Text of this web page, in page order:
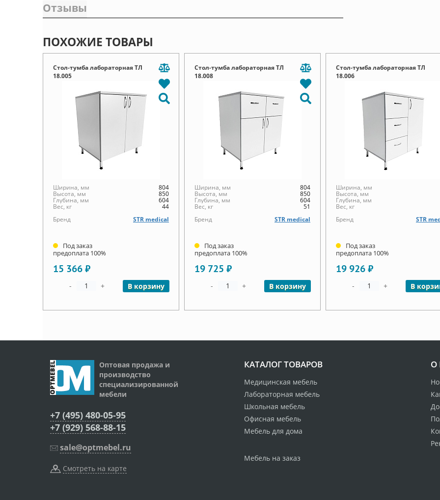
Отзывы
ПОХОЖИЕ ТОВАРЫ
Стол-тумба лабораторная ТЛ
18.005
Ширина, мм 804
Высота, мм 850
Глубина, мм 604
Вес, кг
44
Бренд
STR medical
Под заказ
предоплата 100%
15 366 ₽
- + В корзину
Стол-тумба лабораторная ТЛ
18.008
Ширина, мм 804
Высота, мм 850
Глубина, мм 604
Вес, кг
51
Бренд
STR medical
Под заказ
предоплата 100%
19 725 ₽
- + В корзину
Стол-тумба лабораторная ТЛ
18.006
Ширина, мм
Высота, мм
Глубина, мм
Вес, кг
Бренд
STR
Под заказ
предоплата 100%
19 926 ₽
- + В
Оптовая продажа и
производство
специализированной
мебели
+7 (495) 480-05-95
+7 (929) 568-88-15
sale@optmebel.ru
Смотреть на карте
КАТАЛОГ ТОВАРОВ
Медицинская мебель
Лабораторная мебель
Школьная мебель
Офисная мебель
Мебель для дома
Мебель на заказ
О